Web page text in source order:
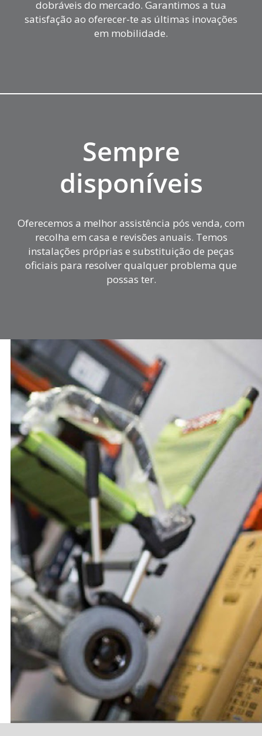
dobráveis do mercado. Garantimos a tua
satisfação ao oferecer-te as últimas inovações
em mobilidade.
Sempre
disponíveis
Oferecemos a melhor assistência pós venda, com
recolha em casa e revisões anuais. Temos
instalações próprias e substituição de peças
oficiais para resolver qualquer problema que
possas ter.